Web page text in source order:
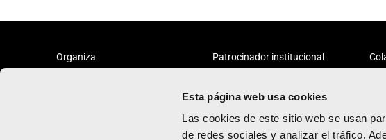
Esta página web usa cookies
Las cookies de este sitio web se usan
de redes sociales y analizar el tráfico.
Organiza Patrocinador institucional